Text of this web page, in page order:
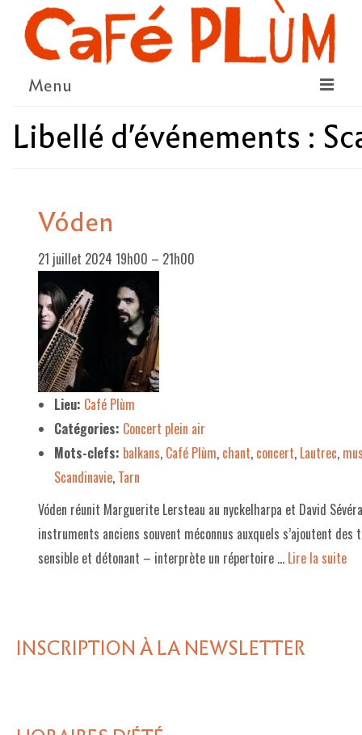
Menu
LE PROJET
NOUS SOUTENIR
LE PROGRAMME
DÉTAIL DES ÉVÉNEMENTS
LA SAISON CULTURELLE
AMI·ES ARTISTES
LE PROJET DE TERRITOIRE
LE CAFÉ/RESTO
LES FORMULES
NOS FOURNISSEUR·EUSE·S
LA LIBRAIRIE
LES EXPOSITIONS
Libellé d'événements :
Vóden
21 juillet 2024 19h00 – 21h00
Lieu: Café Plùm
Catégories: Concert plein air
Mots-clefs: balkans, Café Plùm, chant, concert, Lautrec,
Scandinavie, Tarn
Vóden réunit Marguerite Lersteau au nyckelharpa et David
instruments anciens souvent méconnus auxquels s’ajoutent
sensible et détonant – interprète un répertoire … Lire la suite­­
INSCRIPTION À LA NEWSLETTER